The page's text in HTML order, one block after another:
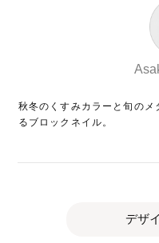
秋冬のくすみカラーと旬の
るブロックネイル。
デザ